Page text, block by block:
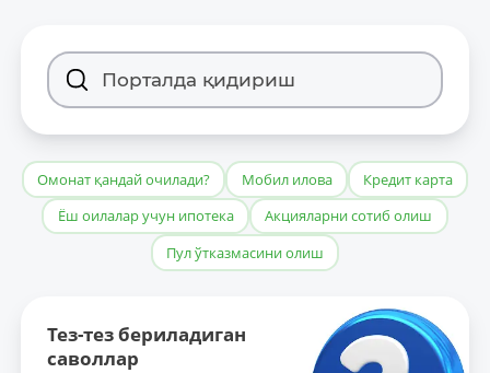
Омонат қандай очилади? Мобил илова
Кредит карта
Ёш оилалар учун ипотека
Акцияларни сотиб олиш
Пул ўтказмасини олиш
Тез-тез бериладиган
саволлар